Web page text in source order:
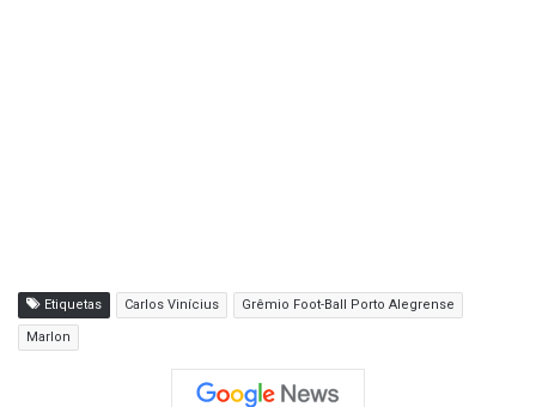
Etiquetas Carlos Vinícius Grêmio Foot-Ball Porto Alegrense
Marlon